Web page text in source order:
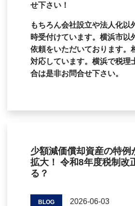
せ下さい！
もちろん会社設立や法人化以
時受付けています。横浜市以
依頼をいただいております。
対応しています。横浜で税理
合は是非お問合せ下さい。
少額減価償却資産の特例
拡大！ 令和8年度税制改
る？
BLOG 2026-06-03